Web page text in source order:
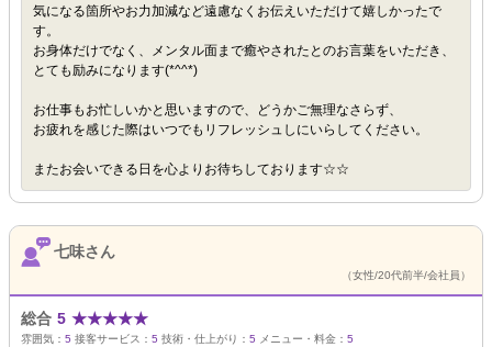
気になる箇所やお力加減など遠慮なくお伝えいただけて嬉しかったで
す。
お身体だけでなく、メンタル面まで癒やされたとのお言葉をいただき、
とても励みになります(*^^*)
お仕事もお忙しいかと思いますので、どうかご無理なさらず、
お疲れを感じた際はいつでもリフレッシュしにいらしてください。
またお会いできる日を心よりお待ちしております☆☆
七味さん
（女性/20代前半/会社員）
総合 5 ★★★★★
雰囲気： 5 接客サービス： 5 技術・仕上がり： 5 メニュー・料金： 5